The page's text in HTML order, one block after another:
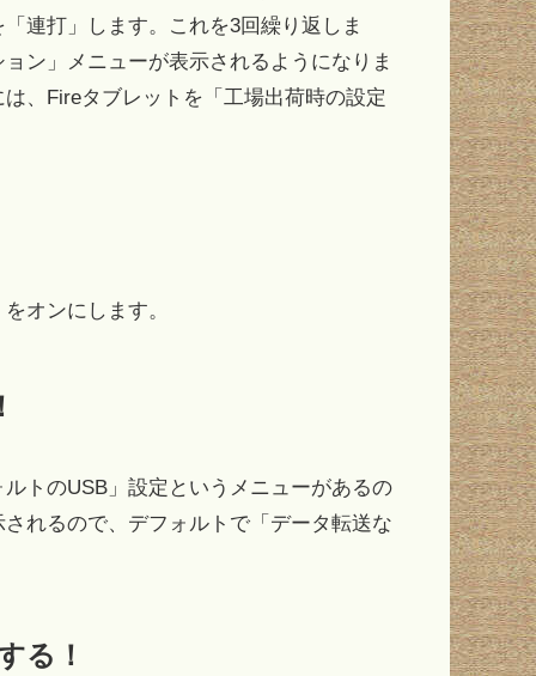
連打」します。これを3回繰り返しま
ン」メニューが表示されるようになりま
、Fireタブレットを「工場出荷時の設定
オンにします。
トのUSB」設定というメニューがあるの
れるので、デフォルトで「データ転送な
る！